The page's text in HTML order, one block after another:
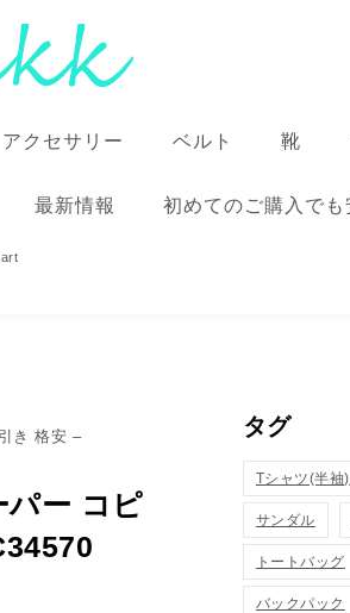
アクセサリー ベルト 靴
最新情報 初めてのご購入で
き 格安 –
パー コピ
タグ
Tシャツ(半袖)
サンダル
トートバッグ
バックパック